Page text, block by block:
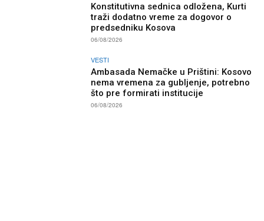
Konstitutivna sednica odložena, Kurti
traži dodatno vreme za dogovor o
predsedniku Kosova
06/08/2026
VESTI
Ambasada Nemačke u Prištini: Kosovo
nema vremena za gubljenje, potrebno
što pre formirati institucije
06/08/2026